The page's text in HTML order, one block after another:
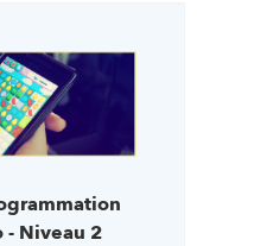
- Niveau 2